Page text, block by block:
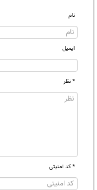
نام
ایمیل
* نظر
* کد امنیتی